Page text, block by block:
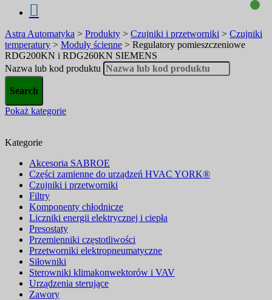
Astra Automatyka > Produkty > Czujniki i przetworniki > Czujniki
temperatury > Moduły ścienne > Regulatory pomieszczeniowe
RDG200KN i RDG260KN SIEMENS
Nazwa lub kod produktu
Pokaż kategorie
Kategorie
Akcesoria SABROE
Części zamienne do urządzeń HVAC YORK®
Czujniki i przetworniki
Filtry
Komponenty chłodnicze
Liczniki energii elektrycznej i ciepła
Presostaty
Przemienniki częstotliwości
Przetworniki elektropneumatyczne
Siłowniki
Sterowniki klimakonwektorów i VAV
Urządzenia sterujące
Zawory